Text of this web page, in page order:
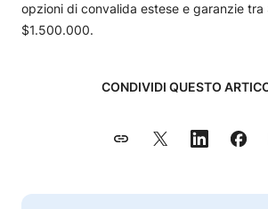
opzioni di convalida estese e garanzie
$1.500.000.
CONDIVIDI QUESTO